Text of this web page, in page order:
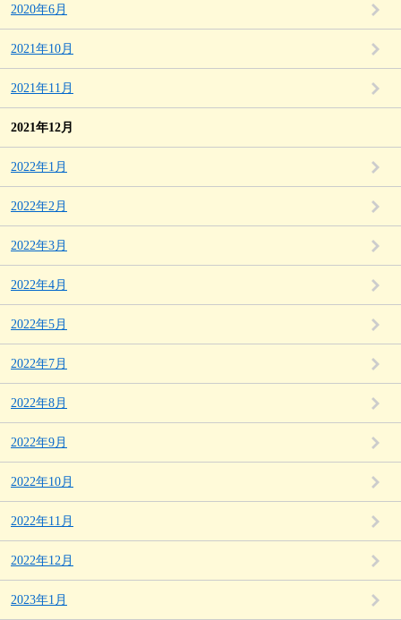
2020年6月
2021年10月
2021年11月
2021年12月
2022年1月
2022年2月
2022年3月
2022年4月
2022年5月
2022年7月
2022年8月
2022年9月
2022年10月
2022年11月
2022年12月
2023年1月